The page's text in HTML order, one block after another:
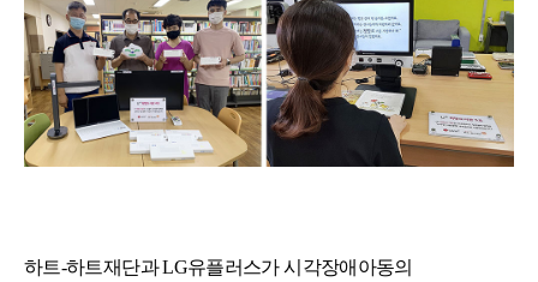
하트-하트재단과LG유플러스가 시각장애아동의